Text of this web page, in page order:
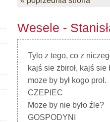
Wesele -
Tylo z tego, co z
kajś sie zbiroł, kajś sie
moze by był kogo proł.
CZEPIEC
Moze by nie było źle?
GOSPODYNI